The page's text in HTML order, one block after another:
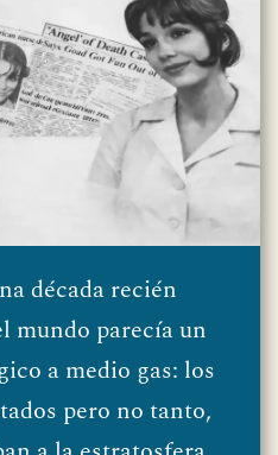
década recién
mundo parecía un
a medio gas: los
pero no tanto,